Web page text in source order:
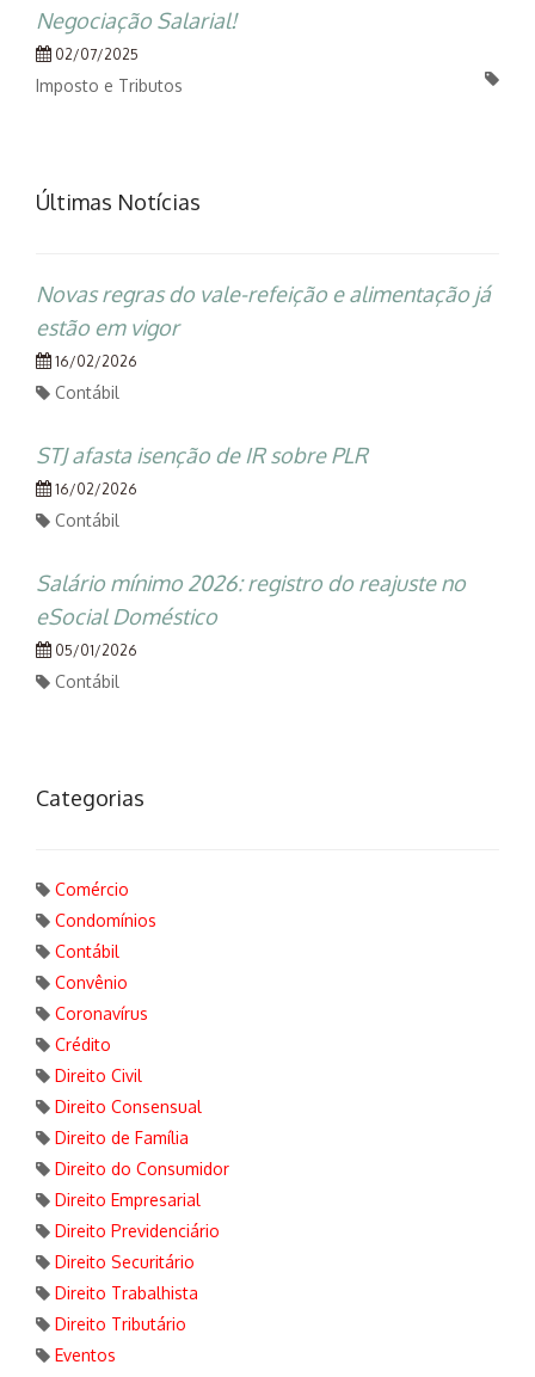
Negociação Salarial!
02/07/2025
Imposto e Tributos
Últimas Notícias
Novas regras do vale-refeição e alimentação já
estão em vigor
16/02/2026
Contábil
STJ afasta isenção de IR sobre PLR
16/02/2026
Contábil
Salário mínimo 2026: registro do reajuste no
eSocial Doméstico
05/01/2026
Contábil
Categorias
Comércio
Condomínios
Contábil
Convênio
Coronavírus
Crédito
Direito Civil
Direito Consensual
Direito de Família
Direito do Consumidor
Direito Empresarial
Direito Previdenciário
Direito Securitário
Direito Trabalhista
Direito Tributário
Eventos